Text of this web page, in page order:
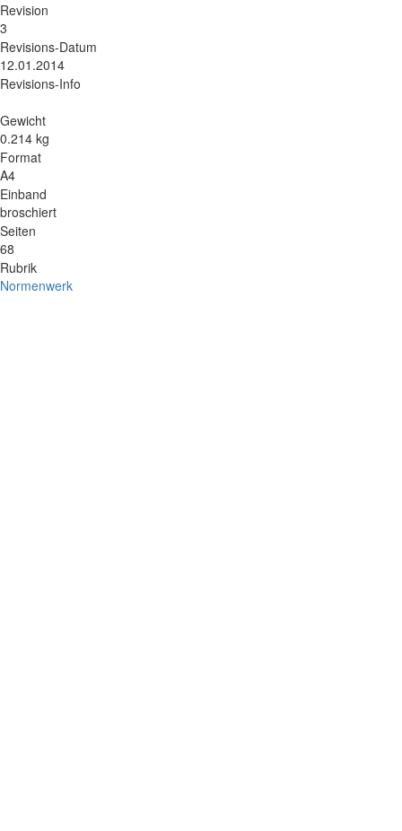
Revision
3
Revisions-Datum
12.01.2014
Revisions-Info
Gewicht
0.214 kg
Format
A4
Einband
broschiert
Seiten
68
Rubrik
Normenwerk